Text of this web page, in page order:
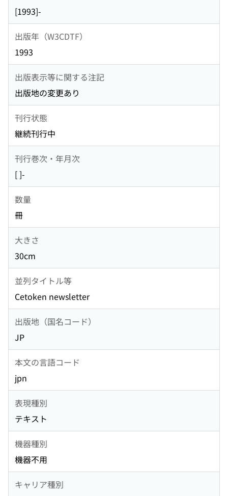
[1993]-
出版年（W3CDTF）
1993
出版表示等に関する注記
出版地の変更あり
刊行状態
継続刊行中
刊行巻次・年月次
[ ]-
数量
冊
大きさ
30cm
並列タイトル等
Cetoken newsletter
出版地（国名コード）
JP
本文の言語コード
jpn
表現種別
テキスト
機器種別
機器不用
キャリア種別